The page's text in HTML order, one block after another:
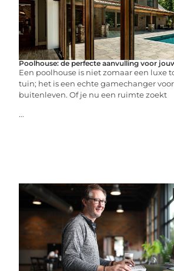
Poolhouse: de perfecte aanvulling voor
Een poolhouse is niet zomaar een luxe
tuin; het is een echte gamechanger
buitenleven. Of je nu een ruimte zoekt
...